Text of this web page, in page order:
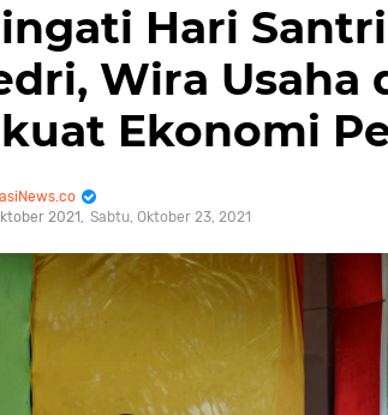
Hari
Wira Usaha
Ekonomi
2021
Sabtu, Oktober 23, 2021